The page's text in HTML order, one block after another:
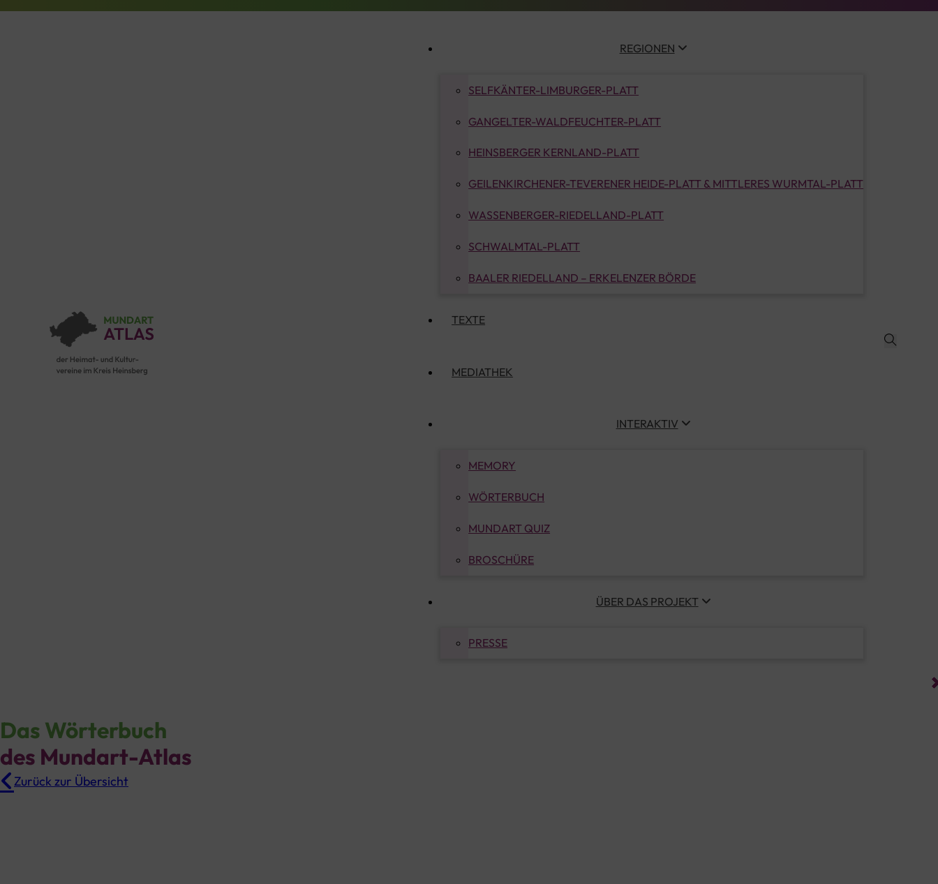
REGIONEN
SELFKÄNTER-LIMBURGER-PLATT
GANGELTER-WALDFEUCHTER-PLATT
HEINSBERGER KERNLAND-PLATT
GEILENKIRCHENER-TEVERENER HEIDE-PLATT & MITTLERES WURMTAL-PLATT
WASSENBERGER-RIEDELLAND-PLATT
SCHWALMTAL-PLATT
BAALER RIEDELLAND – ERKELENZER BÖRDE
TEXTE
MEDIATHEK
INTERAKTIV
MEMORY
WÖRTERBUCH
MUNDART QUIZ
BROSCHÜRE
ÜBER DAS PROJEKT
PRESSE
Das Wörterbuch
des Mundart-Atlas
Zurück zur Übersicht